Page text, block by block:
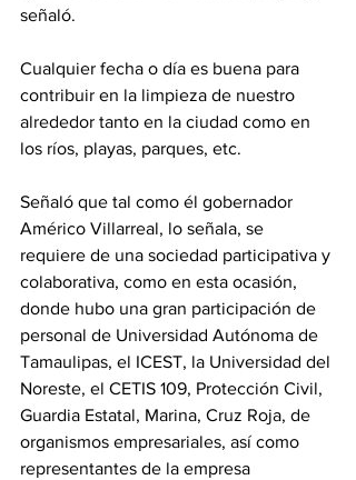
señaló.
Cualquier fecha o día es buena para
contribuir en la limpieza de nuestro
alrededor tanto en la ciudad como en
los ríos, playas, parques, etc.
Señaló que tal como él gobernador
Américo Villarreal, lo señala, se
requiere de una sociedad participativa y
colaborativa, como en esta ocasión,
donde hubo una gran participación de
personal de Universidad Autónoma de
Tamaulipas, el ICEST, la Universidad del
Noreste, el CETIS 109, Protección Civil,
Guardia Estatal, Marina, Cruz Roja, de
organismos empresariales, así como
representantes de la empresa